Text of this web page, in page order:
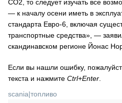
CO2, то следует изучать все
— к началу осени иметь в
стандарта Евро-6, включая
транспортные средства», —
скандинавском регионе Йонас
Если вы нашли ошибку,
текста и нажмите Ctrl+Enter
scania|топливо